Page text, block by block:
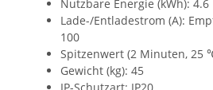
Nutzbare Energie (kWh): 4.6
Lade-/Entladestrom (A):
100
Spitzenwert (2 Minuten, 25
Gewicht (kg): 45